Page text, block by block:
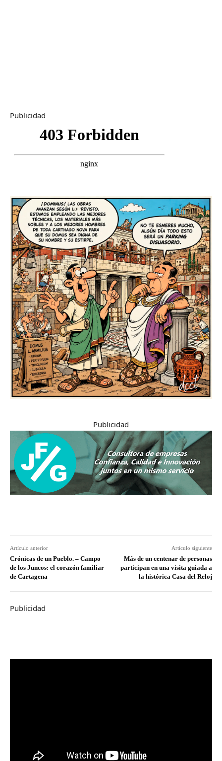
Publicidad
Publicidad
Artículo anterior
Crónicas de un Pueblo. – Campo
de los Juncos: el corazón familiar
de Cartagena
Artículo siguiente
Más de un centenar de personas
participan en una visita guiada a
la histórica Casa del Reloj
Publicidad